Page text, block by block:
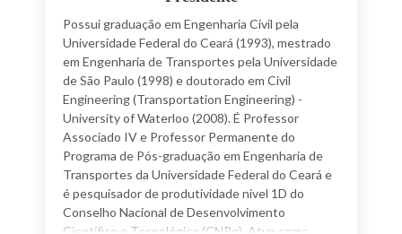
Possui graduação em Engenharia Civil pela
Universidade Federal do Ceará (1993), mestrado
em Engenharia de Transportes pela Universidade
de São Paulo (1998) e doutorado em Civil
Engineering (Transportation Engineering) -
University of Waterloo (2008). É Professor
Associado IV e Professor Permanente do
Programa de Pós-graduação em Engenharia de
Transportes da Universidade Federal do Ceará e
é pesquisador de produtividade nível 1D do
Conselho Nacional de Desenvolvimento
Científico e Tecnológico (CNPq). Atua como